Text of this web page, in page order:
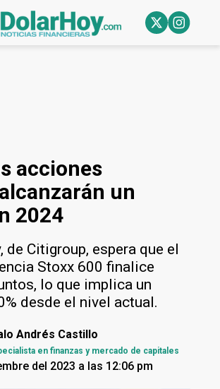
acciones
un
2024
de Citigroup, espera que el
Stoxx 600 finalice
lo que implica un
desde el nivel actual.
Andrés Castillo
en finanzas y mercado de capitales
del 2023 a las 12:06 pm